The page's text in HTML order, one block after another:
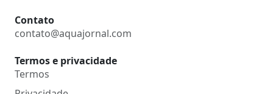
Contato
contato@aquajornal.com
Termos e privacidade
Termos